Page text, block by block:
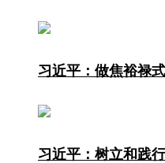
习近平：做焦裕禄
习近平：树立和践